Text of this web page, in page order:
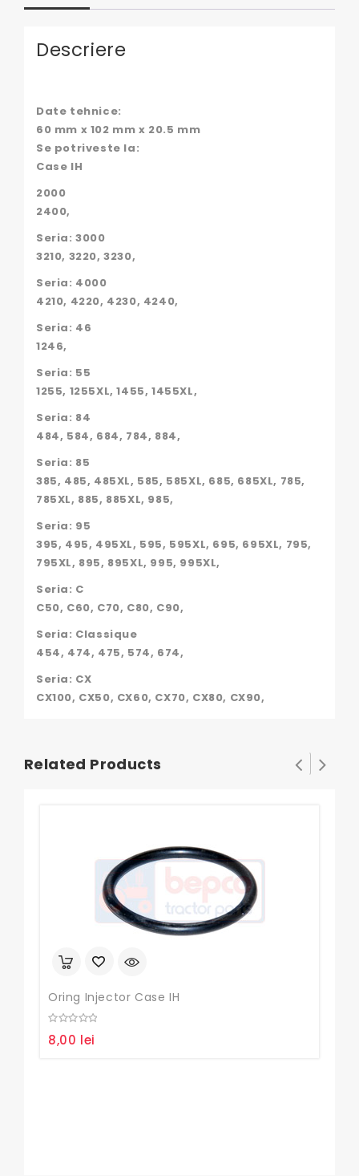
Descriere
Date tehnice:
60 mm x 102 mm x 20.5 mm
Se potriveste la:
Case IH
2000
2400,
Seria: 3000
3210, 3220, 3230,
Seria: 4000
4210, 4220, 4230, 4240,
Seria: 46
1246,
Seria: 55
1255, 1255XL, 1455, 1455XL,
Seria: 84
484, 584, 684, 784, 884,
Seria: 85
385, 485, 485XL, 585, 585XL, 685, 685XL, 785,
785XL, 885, 885XL, 985,
Seria: 95
395, 495, 495XL, 595, 595XL, 695, 695XL, 795,
795XL, 895, 895XL, 995, 995XL,
Seria: C
C50, C60, C70, C80, C90,
Seria: Classique
454, 474, 475, 574, 674,
Seria: CX
CX100, CX50, CX60, CX70, CX80, CX90,
Related Products
Oring Injector Case IH
out
of
8,00 lei